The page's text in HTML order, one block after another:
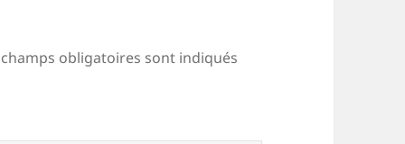
champs obligatoires sont indiqués